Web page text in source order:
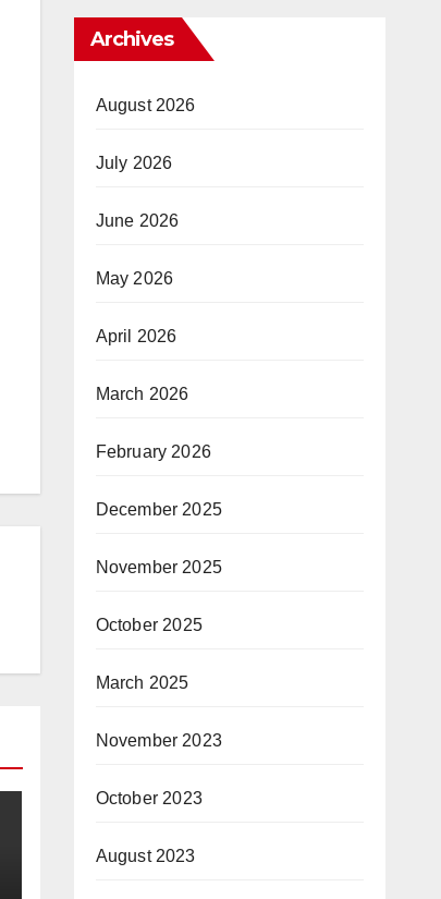
Archives
August 2026
July 2026
June 2026
May 2026
April 2026
March 2026
February 2026
December 2025
November 2025
October 2025
March 2025
November 2023
October 2023
August 2023